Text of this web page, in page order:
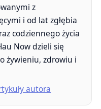
z
i od lat zgłębia
codziennego życia
Now dzieli się
żywieniu, zdrowiu i
autora